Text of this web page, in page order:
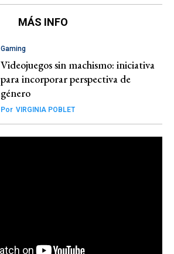
MÁS INFO
Gaming
Videojuegos sin machismo: iniciativa
para incorporar perspectiva de
género
Por VIRGINIA POBLET